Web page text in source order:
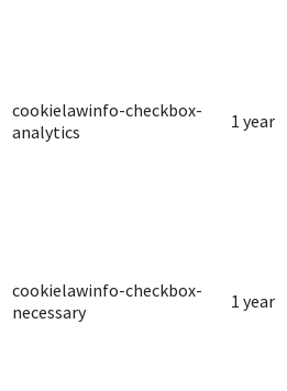
cookielawinfo-checkbox-
analytics
1 year
cookielawinfo-checkbox-
necessary
1 year